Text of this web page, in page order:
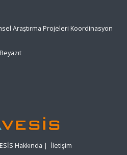
Araştırma Projeleri Koordinasyon
Hakkında | İletişim